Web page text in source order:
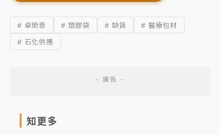
# 卓榮泰 # 塑膠袋 # 缺貨
# 醫療包材
# 石化供應
知更多